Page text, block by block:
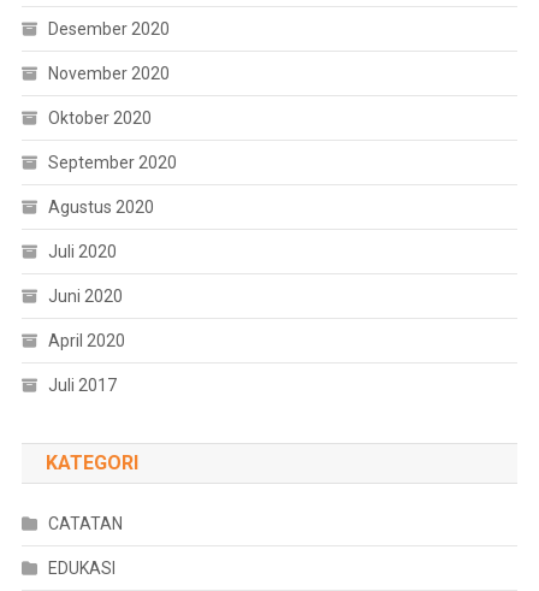
Desember 2020
November 2020
Oktober 2020
September 2020
Agustus 2020
Juli 2020
Juni 2020
April 2020
Juli 2017
KATEGORI
CATATAN
EDUKASI